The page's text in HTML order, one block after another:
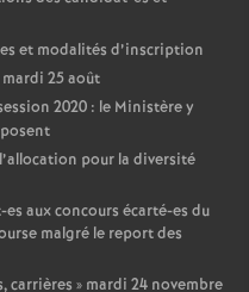
et modalités d’inscription
25 août
2020 : le Ministère y
pour la diversité
aux concours écarté-es du
malgré le report des
carrières » mardi 24 novembre